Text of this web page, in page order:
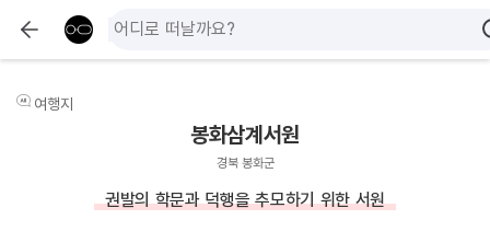
여행지
봉화삼계서원
경북 봉화군
권발의 학문과 덕행을 추모하기 위한 서원